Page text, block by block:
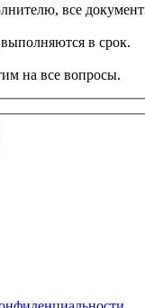
все
в срок.
на все вопросы.